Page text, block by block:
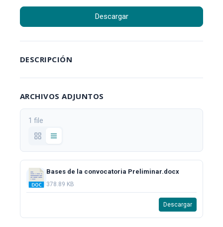
Descargar
DESCRIPCIÓN
ARCHIVOS ADJUNTOS
1 file
Bases de la convocatoria Preliminar.docx
378.89 KB
Descargar